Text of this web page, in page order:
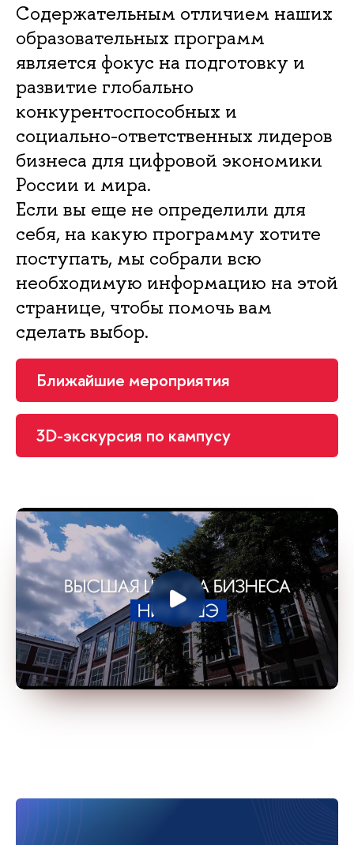
Содержательным отличием наших
образовательных программ
является фокус на подготовку и
развитие глобально
конкурентоспособных и
социально-ответственных лидеров
бизнеса для цифровой экономики
России и мира.
Если вы еще не определили для
себя, на какую программу хотите
поступать, мы собрали всю
необходимую информацию на этой
странице, чтобы помочь вам
сделать выбор.
Ближайшие мероприятия
3D-экскурсия по кампусу